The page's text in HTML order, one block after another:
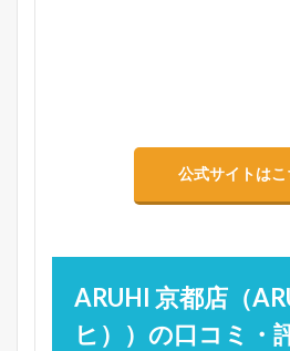
公式サイトはこ
ARUHI 京都店（
ヒ））の口コミ・